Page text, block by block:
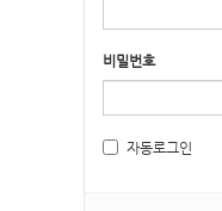
비밀번호
자동로그인